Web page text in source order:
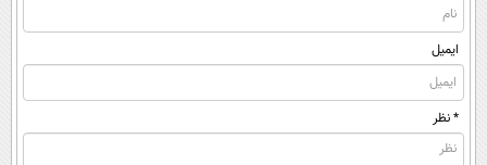
ایمیل
* نظر